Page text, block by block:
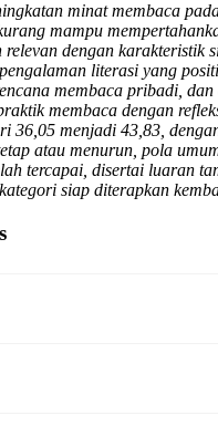
minat membaca
mampu
relevan dengan karakteristik
literasi yang
membaca pribadi,
membaca dengan
36,05 menjadi 43,83,
atau menurun, pola
tercapai, disertai luaran
siap diterapkan